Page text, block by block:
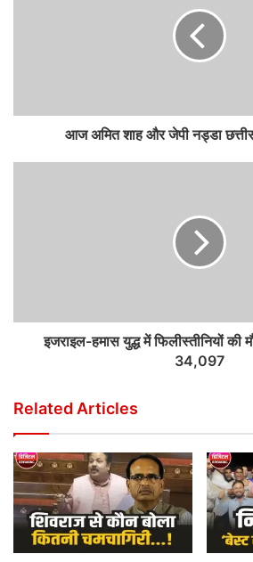
आज अमित शाह और जेपी नड्डा
इजराइल-हमास युद्ध में फिलीस्तीनियों
34,097
Related Articles